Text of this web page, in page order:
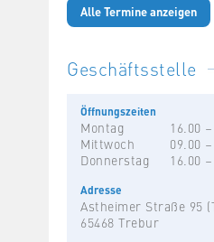
Alle Termine anzeigen
Geschäftsstelle
Öffnungszeiten
Montag
16.00
Mittwoch
09.00
Donnerstag
16.00
Adresse
Astheimer Straße 95
65468 Trebur